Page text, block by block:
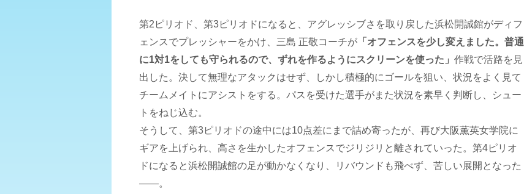
第2ピリオド、第3ピリオドになると、アグレッシブさを取り戻した浜松開誠館がディフ
ェンスでプレッシャーをかけ、三島 正敬コーチが 「オフェンスを少し変えました。普通
に1対1をしても守られるので、ずれを作るようにスクリーンを使った」 作戦で活路を見
出した。決して無理なアタックはせず、しかし積極的にゴールを狙い、状況をよく見て
チームメイトにアシストをする。パスを受けた選手がまた状況を素早く判断し、シュー
トをねじ込む。
そうして、第3ピリオドの途中には10点差にまで詰め寄ったが、再び大阪薫英女学院に
ギアを上げられ、高さを生かしたオフェンスでジリジリと離されていった。第4ピリオ
ドになると浜松開誠館の足が動かなくなり、リバウンドも飛べず、苦しい展開となった
――。